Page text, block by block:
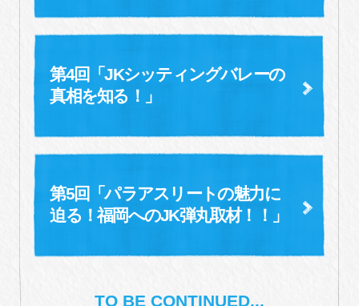
第4回「JKシッティングバレーの
真相を知る！」
第5回「パラアスリートの魅力に
迫る！福岡へのJK弾丸取材！！」
TO BE CONTINUED...